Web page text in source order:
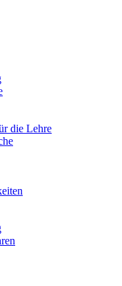
die Lehre